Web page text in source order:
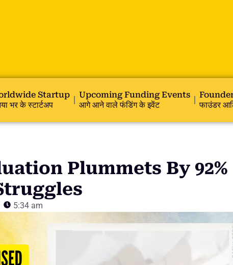
Startup
भर के स्टार्टअप
Upcoming Funding Events
आगे आने वाले फंडिंग के इवेंट
फाउंडर
Plummets By 92%
5:34 am